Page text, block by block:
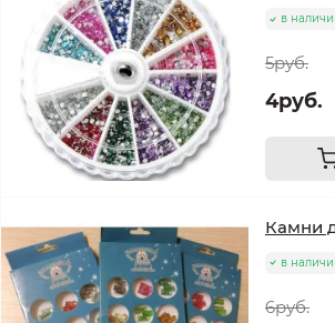
в
5руб.
4руб.
Камни
в
6руб.